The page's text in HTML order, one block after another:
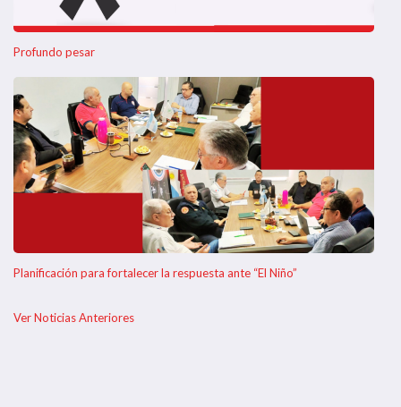
Profundo pesar
Planificación para fortalecer la respuesta ante “El Niño”
Ver Noticias Anteriores